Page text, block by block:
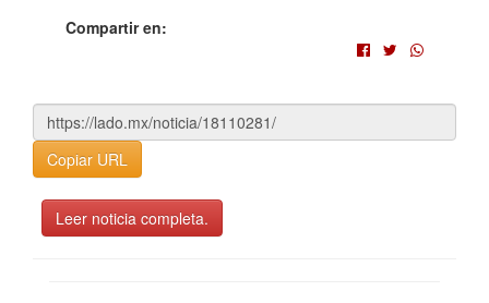
Compartir en:
Copiar URL
Leer noticia completa.